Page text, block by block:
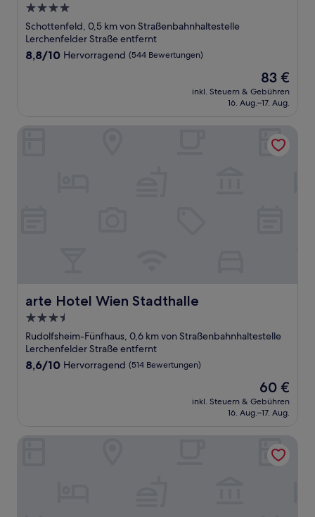
4.0-
Sterne-
Unterkunft
Schottenfeld, 0,5 km von Straßenbahnhaltestelle
Lerchenfelder Straße entfernt
8.8
8,8/10 Hervorragend (544 Bewertungen)
Der
Preis
beträgt
83 €
inkl. Steuern & Gebühren
16. Aug.–17. Aug.
arte Hotel Wien Stadthalle
arte Hotel Wien Stadthalle
3.5-
Sterne-
Unterkunft
Rudolfsheim-Fünfhaus, 0,6 km von Straßenbahnhaltestelle
Lerchenfelder Straße entfernt
8.6
8,6/10 Hervorragend (514 Bewertungen)
Der
Preis
beträgt
60 €
inkl. Steuern & Gebühren
16. Aug.–17. Aug.